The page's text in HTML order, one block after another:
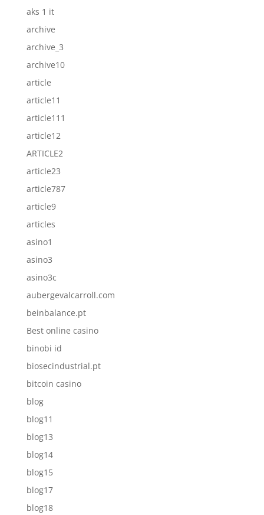
aks 1 it
archive
archive_3
archive10
article
article11
article111
article12
ARTICLE2
article23
article787
article9
articles
asino1
asino3
asino3c
aubergevalcarroll.com
beinbalance.pt
Best online casino
binobi id
biosecindustrial.pt
bitcoin casino
blog
blog11
blog13
blog14
blog15
blog17
blog18